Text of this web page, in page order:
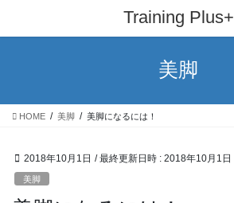
テ
ス
ゲ
ン
Training Plus+
美脚
HOME 美脚 美脚になるには！
2018年10月1日 / 最終更新日時 : 2018年10月1日
美脚